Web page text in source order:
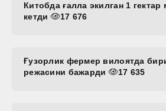
Китобда ғалла экилган 1 гектар
кетди
17 676
Ғузорлик фермер вилоятда
режасини бажарди
17 635